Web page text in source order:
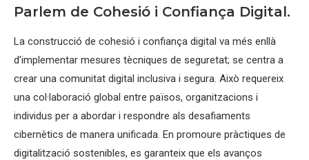
Parlem de Cohesió i Confiança Digital.
La construcció de cohesió i confiança digital va més enllà
d’implementar mesures tècniques de seguretat; se centra a
crear una comunitat digital inclusiva i segura. Això requereix
una col·laboració global entre països, organitzacions i
individus per a abordar i respondre als desafiaments
cibernètics de manera unificada. En promoure pràctiques de
digitalització sostenibles, es garanteix que els avanços